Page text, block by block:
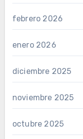
febrero 2026
enero 2026
diciembre 2025
noviembre 2025
octubre 2025